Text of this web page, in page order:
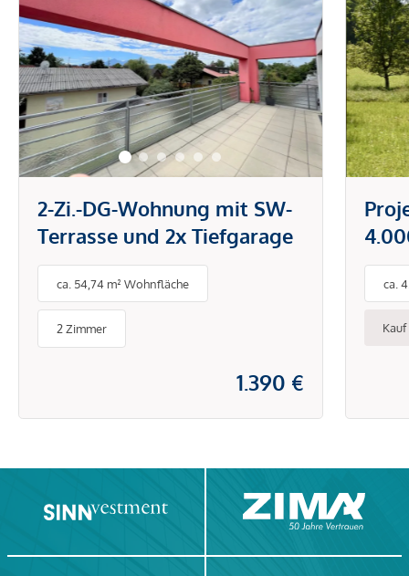
2-Zi.-DG-Wohnung mit SW-
Terrasse und 2x Tiefgarage
ca. 54,74 m² Wohnfläche
2 Zimmer
1.390 €
ca.
Kauf